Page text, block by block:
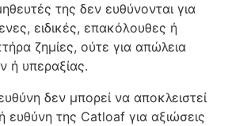
της δεν ευθύνονται για
ειδικές, επακόλουθες ή
ζημίες, ούτε για απώλεια
ή υπεραξίας.
δεν μπορεί να αποκλειστεί
ευθύνη της Catloaf για αξιώσεις